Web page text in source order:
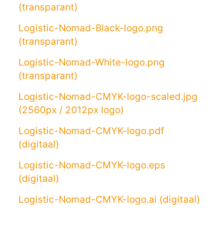
(transparant)
Logistic-Nomad-Black-logo.png
(transparant)
Logistic-Nomad-White-logo.png
(transparant)
Logistic-Nomad-CMYK-logo-scaled.jpg
(2560px / 2012px logo)
Logistic-Nomad-CMYK-logo.pdf
(digitaal)
Logistic-Nomad-CMYK-logo.eps
(digitaal)
Logistic-Nomad-CMYK-logo.ai (digitaal)